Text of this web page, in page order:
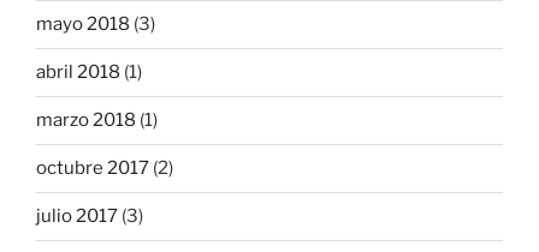
mayo 2018 (3)
abril 2018 (1)
marzo 2018 (1)
octubre 2017 (2)
julio 2017 (3)